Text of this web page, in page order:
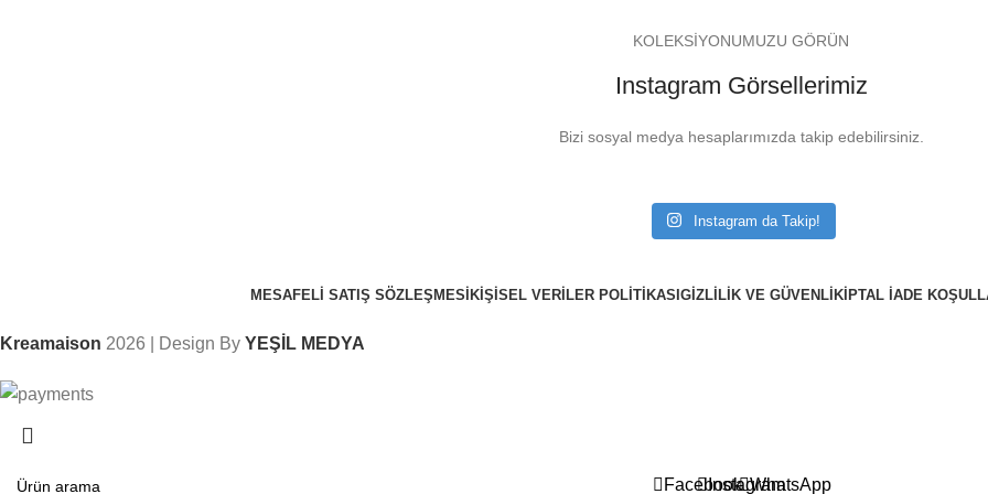
KOLEKSİYONUMUZU GÖRÜN
Instagram Görsellerimiz
Bizi sosyal medya hesaplarımızda takip edebilirsiniz.
Instagram da Takip!
MESAFELI SATIŞ SÖZLEŞMESIKIŞISEL VERILER POLITIKASIGIZLILIK VE GÜVENLIKİPTAL İADE
Kreamaison 2026 | Design By YEŞİL MEDYA
FacebookInstagramWhatsApp